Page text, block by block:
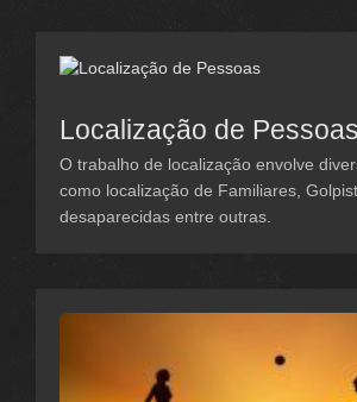
Localização de Pessoas
O trabalho de localização envolve
como localização de Familiares,
desaparecidas entre outras.